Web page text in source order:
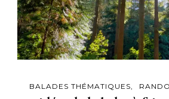
BALADES THÉMATIQUES